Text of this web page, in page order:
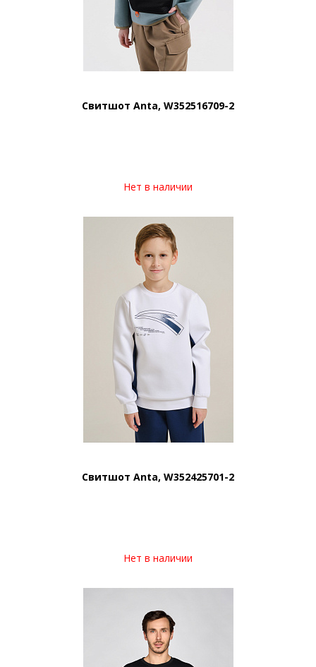
Свитшот Anta, W352516709-2
Нет в наличии
Свитшот Anta, W352425701-2
Нет в наличии